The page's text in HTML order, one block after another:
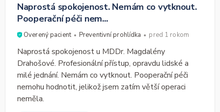
Naprostá spokojenost. Nemám co vytknout.
Pooperační péči nem...
Overený pacient Preventivní prohlídka pred 1 rokom
Naprostá spokojenost u MDDr. Magdalény
Drahošové. Profesionální přístup, opravdu lidské a
milé jednání. Nemám co vytknout. Pooperační péči
nemohu hodnotit, jelikož jsem zatím větší operaci
neměla.